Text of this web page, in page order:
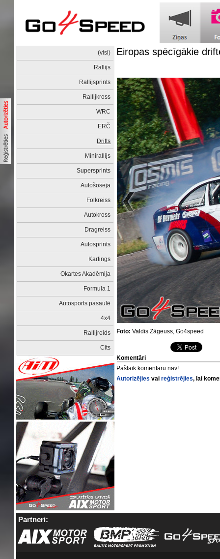
(visi)
Rallijs
Rallijsprints
Rallijkross
WRC
ERČ
Drifts
Minirallijs
Supersprints
Autošoseja
Folkreiss
Autokross
Dragreiss
Autosprints
Kartings
Okartes Akadēmija
Formula 1
Autosports pasaulē
4x4
Rallijreids
Cits
Eiropas spēcīgākie
Foto: Valdis Zāgeuss, Go4speed
Komentāri
Pašlaik komentāru nav!
Autorizējies vaireģistrējies, lai
Partneri: